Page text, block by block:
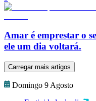
Amar é emprestar o
ele um dia voltará.
Carregar mais artigos
Domingo 9 Agosto